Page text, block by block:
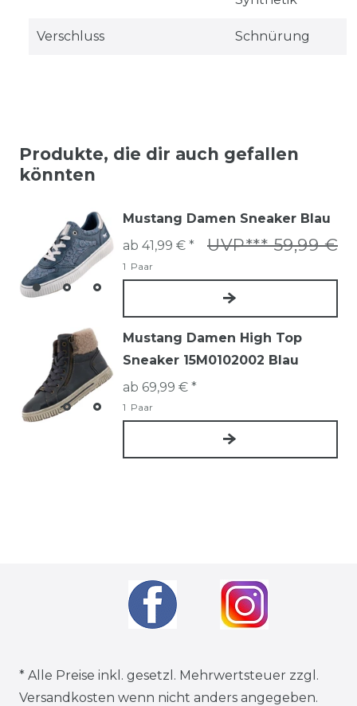
Verschluss Schnürung
Produkte, die dir auch gefallen
könnten
Mustang Damen Sneaker Blau
UVP*** 59,99 €
ab 41,99 € *
1 Paar
Mustang Damen High Top
Sneaker 15M0102002 Blau
ab 69,99 € *
1 Paar
* Alle Preise inkl. gesetzl. Mehrwertsteuer zzgl.
Versandkosten wenn nicht anders angegeben.